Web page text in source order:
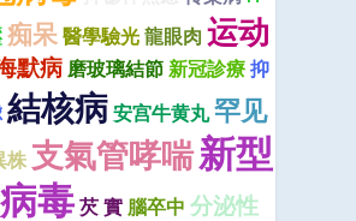
痴呆醫學驗光龍眼肉 运动
默病 磨玻璃結節新冠診療抑
結核病安宫牛黄丸罕见
株 支氣管哮喘新型
毒芡 實 腦卒中 分泌性